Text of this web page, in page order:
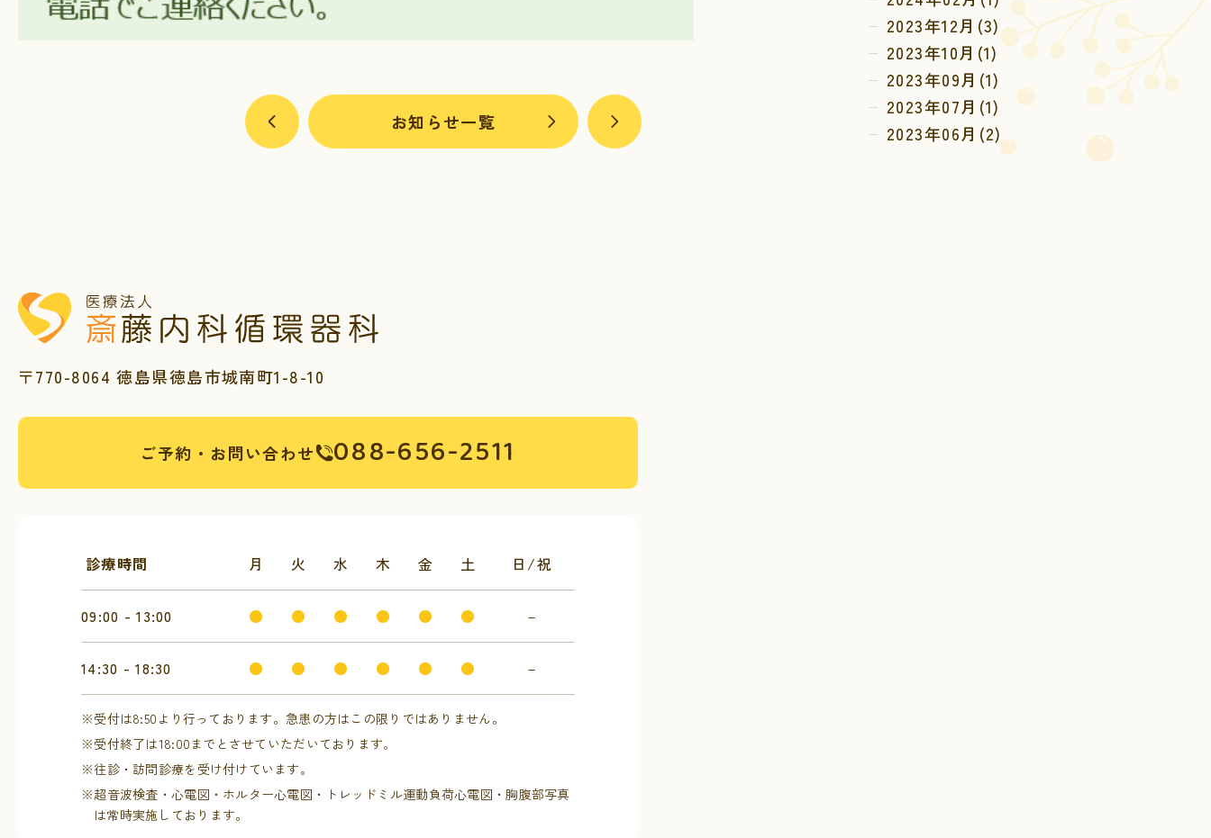
お知らせ一覧
2023年12月(3)
2023年10月(1)
2023年09月(1)
2023年07月(1)
2023年06月(2)
〒770-8064 徳島県徳島市城南町1-8-10
ご予約・お問い合わせ 088-656-2511
診療時間 月 火 水 木 金 土 日/祝
09:00 - 13:00 ● ● ● ● ● ● －
14:30 - 18:30 ● ● ● ● ● ● －
※受付は8:50より行っております。急患の方はこの限りではありません。
※受付終了は18:00までとさせていただいております。
※往診・訪問診療を受け付けています。
※超音波検査・心電図・ホルター心電図・トレッドミル運動負荷心電図・胸腹部写真
は常時実施しております。